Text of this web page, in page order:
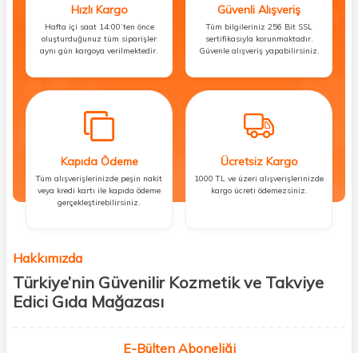
Hızlı Kargo
Hafta içi saat 14:00’ten önce
oluşturduğunuz tüm siparişler
aynı gün kargoya verilmektedir.
Güvenli Alışveriş
Tüm bilgileriniz 256 Bit SSL
sertifikasıyla korunmaktadır.
Güvenle alışveriş yapabilirsiniz.
Kapıda Ödeme
Tüm alışverişlerinizde peşin nakit
veya kredi kartı ile kapıda ödeme
gerçekleştirebilirsiniz.
Ücretsiz Kargo
1000 TL ve üzeri alışverişlerinizde
kargo ücreti ödemezsiniz.
Hakkımızda
Türkiye’nin Güvenilir Kozmetik ve Takviye
Edici Gıda Mağazası
kişisel bakım hem de takviye edici gıda ürünlerini sizlerle
E-Bülten Aboneliği